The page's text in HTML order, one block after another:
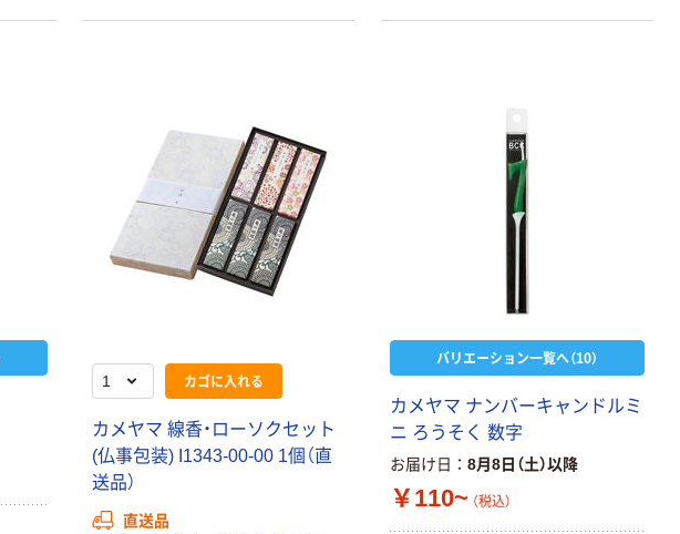
カゴに入れる
カメヤマ 線香・ローソクセット
(仏事包装) I1343-00-00 1個（直
送品）
直送品
バリエーション一覧へ（10）
カメヤマ ナンバーキャンドルミ
ニ ろうそく 数字
お届け日 8月8日（土）以降
￥110~ （税込）